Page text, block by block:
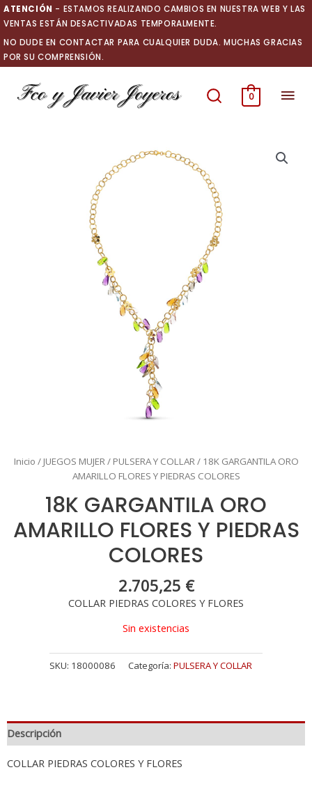
Ir
al
contenido
ATENCIÓN - ESTAMOS REALIZANDO CAMBIOS EN NUESTRA WEB Y LAS
VENTAS ESTÁN DESACTIVADAS TEMPORALMENTE.
NO DUDE EN CONTACTAR PARA CUALQUIER DUDA. MUCHAS GRACIAS
POR SU COMPRENSIÓN.
0
Inicio / JUEGOS MUJER / PULSERA Y COLLAR / 18K GARGANTILA ORO
AMARILLO FLORES Y PIEDRAS COLORES
18K GARGANTILA ORO
AMARILLO FLORES Y PIEDRAS
COLORES
2.705,25 €
COLLAR PIEDRAS COLORES Y FLORES
Sin existencias
SKU: 18000086 Categoría: PULSERA Y COLLAR
Descripción
COLLAR PIEDRAS COLORES Y FLORES